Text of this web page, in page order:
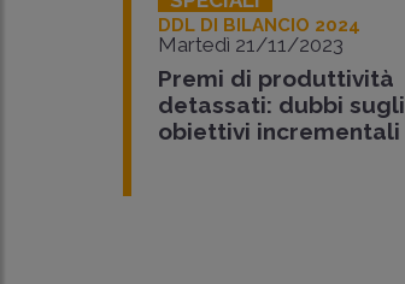
DDL DI BILANCIO 2024
Martedì 21/11/2023
Premi di produttività
detassati: dubbi sugli
obiettivi incrementali